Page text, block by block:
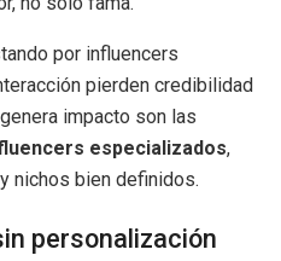
por influencers
pierden credibilidad
impacto son las
especializados,
nichos bien definidos.
personalización